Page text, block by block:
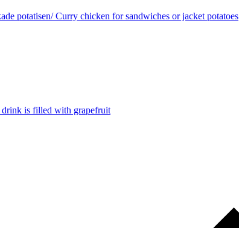
potatisen/ Curry chicken for sandwiches or jacket potatoes
drink is filled with grapefruit